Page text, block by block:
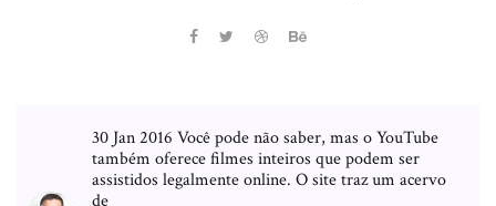
30 Jan 2016 Você pode não saber, mas o YouTube
também oferece filmes inteiros que podem ser
assistidos legalmente online. O site traz um acervo
de